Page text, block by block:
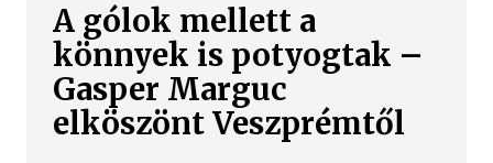
A gólok mellett a
könnyek is potyogtak –
Gasper Marguc
elköszönt Veszprémtől